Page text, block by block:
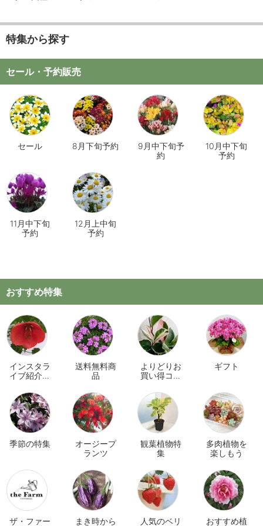
特集から探す
セール・予約販売
セール 8月下旬予約
9月中下旬予
約
10月中下旬
予約
11月中下旬
予約
12月上中旬
予約
おすすめ特集
インスタラ
イブ紹介商
送料無料商
品
よりどりお
買い得コー
ギフト
季節の特集
オージープ
ランツ
観葉植物特
集
多肉植物を
楽しもう
ザ・ファー
まき時から
人気のベリ
おすすめ植